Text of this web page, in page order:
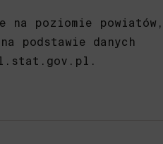
poziomie powiatów,
podstawie danych